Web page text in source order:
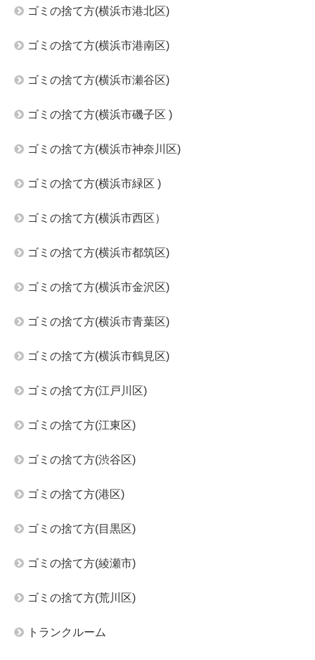
ゴミの捨て方(横浜市港北区)
ゴミの捨て方(横浜市港南区)
ゴミの捨て方(横浜市瀬谷区)
ゴミの捨て方(横浜市磯子区 )
ゴミの捨て方(横浜市神奈川区)
ゴミの捨て方(横浜市緑区 )
ゴミの捨て方(横浜市西区）
ゴミの捨て方(横浜市都筑区)
ゴミの捨て方(横浜市金沢区)
ゴミの捨て方(横浜市青葉区)
ゴミの捨て方(横浜市鶴見区)
ゴミの捨て方(江戸川区)
ゴミの捨て方(江東区)
ゴミの捨て方(渋谷区)
ゴミの捨て方(港区)
ゴミの捨て方(目黒区)
ゴミの捨て方(綾瀬市)
ゴミの捨て方(荒川区)
トランクルーム